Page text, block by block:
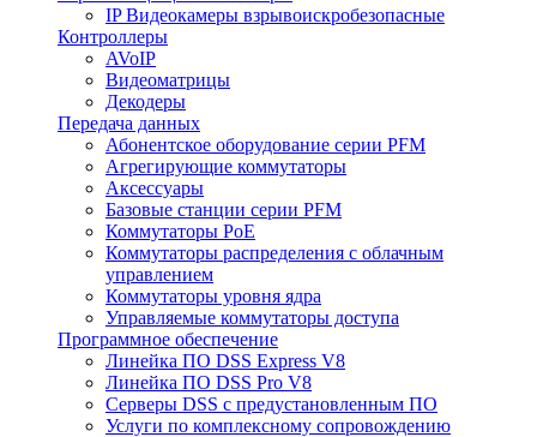
IP Видеокамеры взрывоискробезопасные
Контроллеры
AVoIP
Видеоматрицы
Декодеры
Передача данных
Абонентское оборудование серии PFM
Агрегирующие коммутаторы
Аксессуары
Базовые станции серии PFM
Коммутаторы PoE
Коммутаторы распределения с облачным
управлением
Коммутаторы уровня ядра
Управляемые коммутаторы доступа
Программное обеспечение
Линейка ПО DSS Express V8
Линейка ПО DSS Pro V8
Серверы DSS с предустановленным ПО
Услуги по комплексному сопровождению